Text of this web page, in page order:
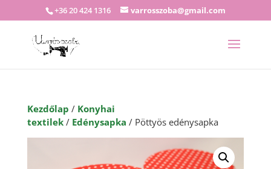
+36 20 424 1316 varrosszoba@gmail.com
Kezdőlap / Konyhai
textilek/ Edénysapka / Pöttyös edénysapka